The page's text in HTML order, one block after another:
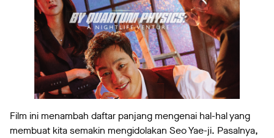
Film ini menambah daftar panjang mengenai hal-hal yang
membuat kita semakin mengidolakan Seo Yae-ji. Pasalnya,